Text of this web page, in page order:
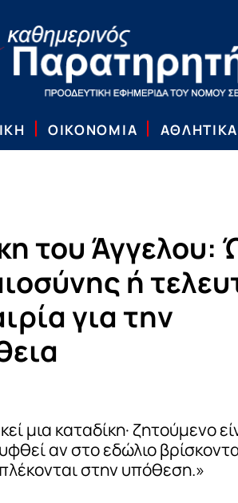
ΟΙΚΟΝΟΜΙΑ ΑΘΛΗΤΙΚΑ
του Άγγελου:
ή
για την
μια καταδίκη· ζητούμενο
αν στο εδώλιο
στην υπόθεση.»